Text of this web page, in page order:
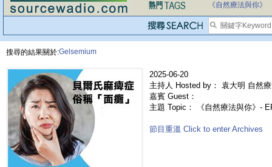
《自然療法與你》
搜尋的結果關於:Gelsemium
2025-06-20
主持人 Hosted by： 袁大明 自然
嘉賓 Guest：
主題 Topic： 《自然療法與你》-
節目重溫 Click to enter Archives